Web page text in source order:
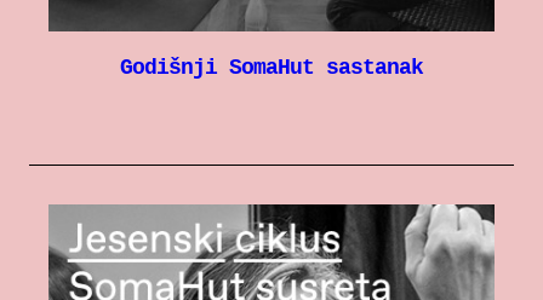
Godišnji SomaHut sastanak